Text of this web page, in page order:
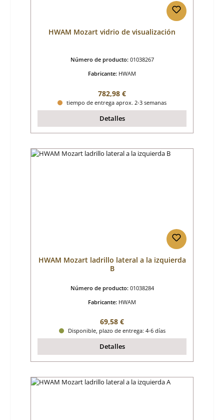
HWAM Mozart vidrio de visualización
Número de producto: 01038267
Fabricante: HWAM
Precio normal:
782,98 €
tiempo de entrega aprox. 2-3 semanas
Detalles
HWAM Mozart ladrillo lateral a la izquierda
B
Número de producto: 01038284
Fabricante: HWAM
Precio normal:
69,58 €
Disponible, plazo de entrega: 4-6 días
Detalles